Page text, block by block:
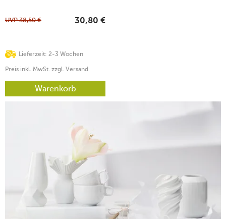
Lieferzeit: 2-3 Wochen
UVP38,50 € 30,80 €
Preis inkl. MwSt. zzgl. Versand
Warenkorb